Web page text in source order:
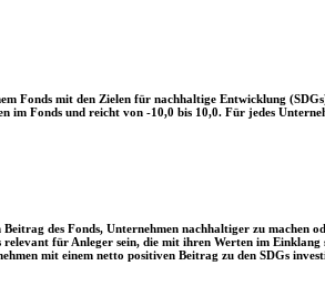
Fonds mit den Zielen für nachhaltige Entwicklung
im Fonds und reicht von -10,0 bis 10,0. Für jedes
des Fonds, Unternehmen nachhaltiger zu
für Anleger sein, die mit ihren Werten im
mit einem netto positiven Beitrag zu den SDGs